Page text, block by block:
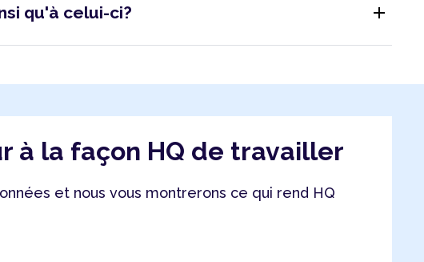
qu'à celui-ci? add
à la façon HQ de travailler
et nous vous montrerons ce qui rend HQ